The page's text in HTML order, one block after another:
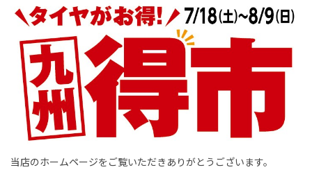
当店のホームページをご覧いただきありがとうございます。